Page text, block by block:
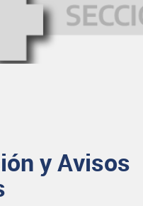
y Avisos